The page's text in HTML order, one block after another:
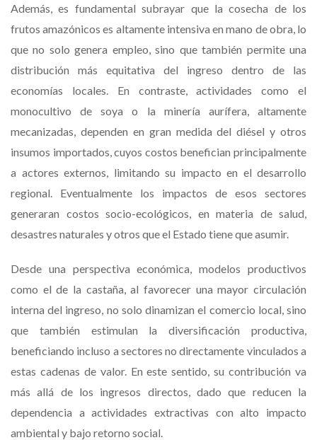
Además, es fundamental subrayar que la cosecha de los
frutos amazónicos es altamente intensiva en mano de obra, lo
que no solo genera empleo, sino que también permite una
distribución más equitativa del ingreso dentro de las
economías locales. En contraste, actividades como el
monocultivo de soya o la minería aurífera, altamente
mecanizadas, dependen en gran medida del diésel y otros
insumos importados, cuyos costos benefician principalmente
a actores externos, limitando su impacto en el desarrollo
regional. Eventualmente los impactos de esos sectores
generaran costos socio-ecológicos, en materia de salud,
desastres naturales y otros que el Estado tiene que asumir.
Desde una perspectiva económica, modelos productivos
como el de la castaña, al favorecer una mayor circulación
interna del ingreso, no solo dinamizan el comercio local, sino
que también estimulan la diversificación productiva,
beneficiando incluso a sectores no directamente vinculados a
estas cadenas de valor. En este sentido, su contribución va
más allá de los ingresos directos, dado que reducen la
dependencia a actividades extractivas con alto impacto
ambiental y bajo retorno social.